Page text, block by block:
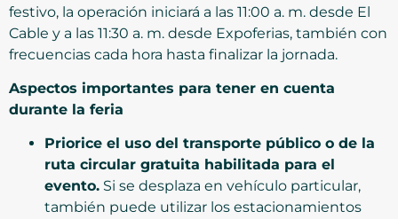
festivo, la operación iniciará a las 11:00 a. m. desde El
Cable y a las 11:30 a. m. desde Expoferias, también con
frecuencias cada hora hasta finalizar la jornada.
Aspectos importantes para tener en cuenta
durante la feria
Priorice el uso del transporte público o de la
ruta circular gratuita habilitada para el
evento. Si se desplaza en vehículo particular,
también puede utilizar los estacionamientos